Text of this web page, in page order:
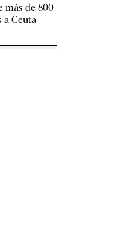
más de 800
a Ceuta